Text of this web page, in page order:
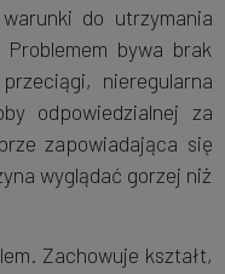
do utrzymania
bywa brak
nieregularna
odpowiedzialnej za
zapowiadająca się
wyglądać gorzej niż
Zachowuje kształt,